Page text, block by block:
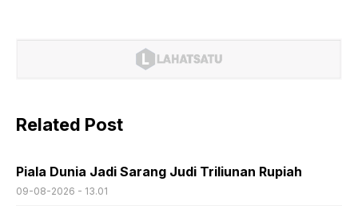
Related Post
Piala Dunia Jadi Sarang Judi Triliunan Rupiah
09-08-2026 - 13.01